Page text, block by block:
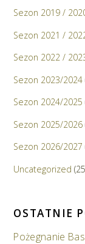
Sezon 2019 /
Sezon 2021 /
Sezon 2022 /
Sezon 2023/2024
Sezon 2024/2025
Sezon 2025/2026
Sezon 2026/2027
Uncategorized
OSTATNIE
Pożegnanie